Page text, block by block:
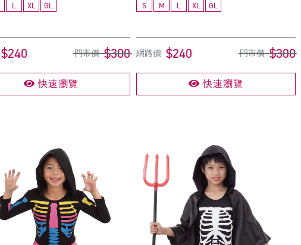
L XL GL
$240 門市價 $300
快速瀏覽
S M L XL GL
網路價 $240 門市價 $300
快速瀏覽